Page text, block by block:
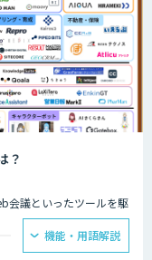
？
会議といったツールを駆
とです。
様な接点における顧客と
機能・用語解説